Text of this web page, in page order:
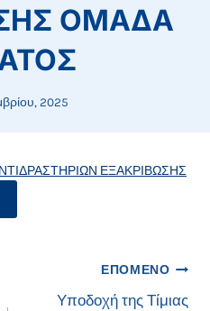
ΟΜΑΔΑ
2025
ΕΞΑΚΡΙΒΩΣΗΣ
ΕΠΌΜΕΝΟ
Υποδοχή της Τίμιας